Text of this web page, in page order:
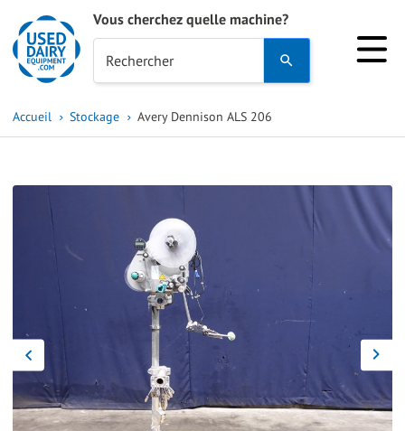
Vous cherchez quelle machine?
Rechercher
and
a
result.
Press
enter
to
Accueil Stockage Avery Dennison ALS 206